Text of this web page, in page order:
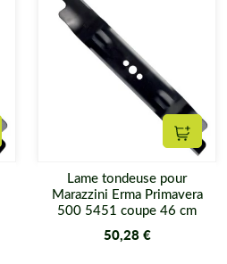
au panier
Lame tondeuse pour
Marazzini Erma Primavera
500 5451 coupe 46 cm
50,28 €